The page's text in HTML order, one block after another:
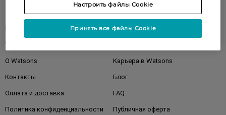
Клиентам
Магазины
Watsons Club
О Watsons Карьера в Watsons
Контакты Блог
Оплата и доставка FAQ
Политика конфиденциальности Публичная оферта
Настроить файлы Cookie
Принять все файлы Cookie